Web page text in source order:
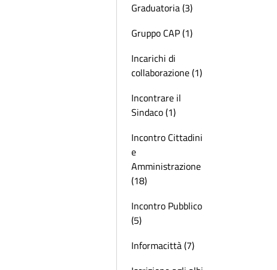
Graduatoria (3)
Gruppo CAP (1)
Incarichi di
collaborazione (1)
Incontrare il
Sindaco (1)
Incontro Cittadini
e
Amministrazione
(18)
Incontro Pubblico
(5)
Informacittà (7)